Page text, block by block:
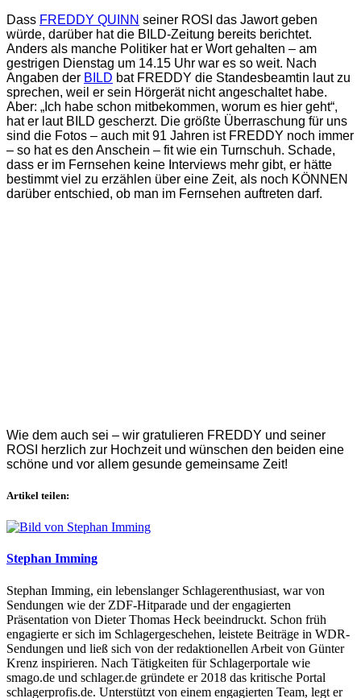
Dass FREDDY QUINN seiner ROSI das Jawort geben
würde, darüber hat die BILD-Zeitung bereits berichtet.
Anders als manche Politiker hat er Wort gehalten – am
gestrigen Dienstag um 14.15 Uhr war es so weit. Nach
Angaben der BILD bat FREDDY die Standesbeamtin laut zu
sprechen, weil er sein Hörgerät nicht angeschaltet habe.
Aber: „Ich habe schon mitbekommen, worum es hier geht“,
hat er laut BILD gescherzt. Die größte Überraschung für uns
sind die Fotos – auch mit 91 Jahren ist FREDDY noch immer
– so hat es den Anschein – fit wie ein Turnschuh. Schade,
dass er im Fernsehen keine Interviews mehr gibt, er hätte
bestimmt viel zu erzählen über eine Zeit, als noch KÖNNEN
darüber entschied, ob man im Fernsehen auftreten darf.
Wie dem auch sei – wir gratulieren FREDDY und seiner
ROSI herzlich zur Hochzeit und wünschen den beiden eine
schöne und vor allem gesunde gemeinsame Zeit!
Artikel teilen:
Stephan Imming
Stephan Imming, ein lebenslanger Schlagerenthusiast, war von
Sendungen wie der ZDF-Hitparade und der engagierten
Präsentation von Dieter Thomas Heck beeindruckt. Schon früh
engagierte er sich im Schlagergeschehen, leistete Beiträge in WDR-
Sendungen und ließ sich von der redaktionellen Arbeit von Günter
Krenz inspirieren. Nach Tätigkeiten für Schlagerportale wie
smago.de und schlager.de gründete er 2018 das kritische Portal
schlagerprofis.de. Unterstützt von einem engagierten Team, legt er